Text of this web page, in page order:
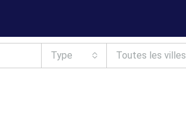
Type Toutes les villes